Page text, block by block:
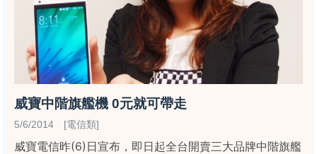
威寶中階旗艦機 0元就可帶走
5/6/2014 [電信類]
威寶電信昨(6)日宣布，即日起全台開賣三大品牌中階旗艦